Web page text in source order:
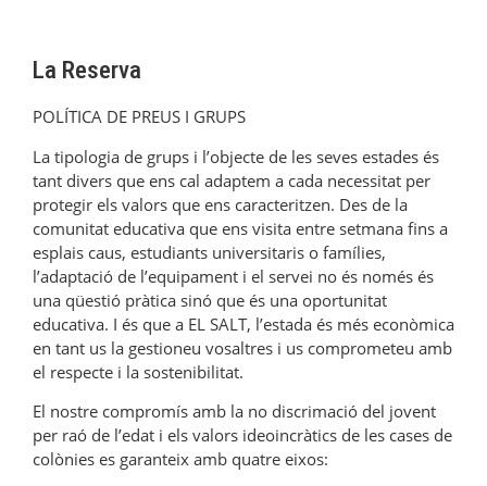
La Reserva
POLÍTICA DE PREUS I GRUPS
La tipologia de grups i l’objecte de les seves estades és
tant divers que ens cal adaptem a cada necessitat per
protegir els valors que ens caracteritzen. Des de la
comunitat educativa que ens visita entre setmana fins a
esplais caus, estudiants universitaris o famílies,
l’adaptació de l’equipament i el servei no és només és
una qüestió pràtica sinó que és una oportunitat
educativa. I és que a EL SALT, l’estada és més econòmica
en tant us la gestioneu vosaltres i us comprometeu amb
el respecte i la sostenibilitat.
El nostre compromís amb la no discrimació del jovent
per raó de l’edat i els valors ideoincràtics de les cases de
colònies es garanteix amb quatre eixos: